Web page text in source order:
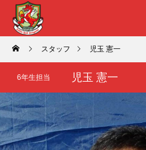
スタッフ 児玉 憲一
6年生担当 児玉 憲一